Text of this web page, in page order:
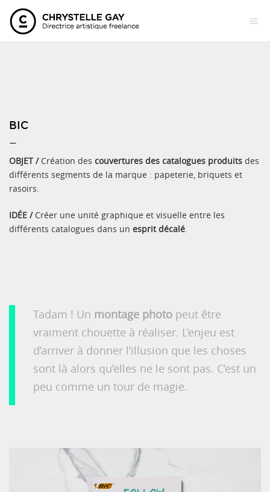
BIC
—
OBJET / Création des couvertures des catalogues produits des
différents segments de la marque : papeterie, briquets et
rasoirs.
IDÉE /Créer une unité graphique et visuelle entre les
différents catalogues dans un esprit décalé
Tadam ! Un montage photo peut être
vraiment chouette à réaliser. L’enjeu est
d’arriver à donner l’illusion que les choses
sont là alors qu’elles ne le sont pas. C’est un
peu comme un tour de magie.